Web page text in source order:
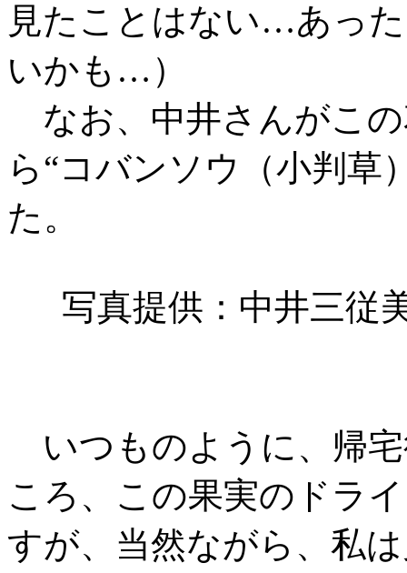
見たことはない…あっ
いかも…）
なお、中井さんがこ
ら“コバンソウ（小判草
た。
写真提供：中井三
いつものように、帰
ころ、この果実のドラ
すが、当然ながら、私